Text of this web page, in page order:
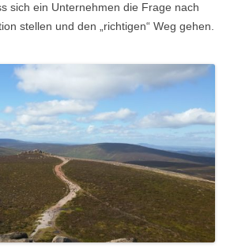
sich ein Unternehmen die Frage nach
stellen und den „richtigen“ Weg gehen.